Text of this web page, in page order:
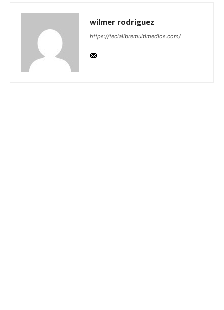
wilmer rodriguez
https://teclalibremultimedios.com/